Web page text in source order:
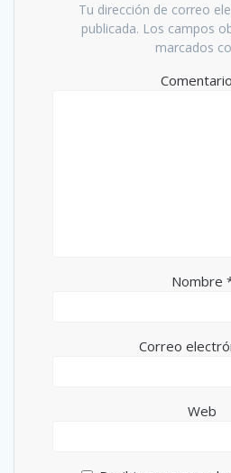
Tu dirección de correo
publicada. Los campos
marcados
Comentario
Nombre
Correo
Web